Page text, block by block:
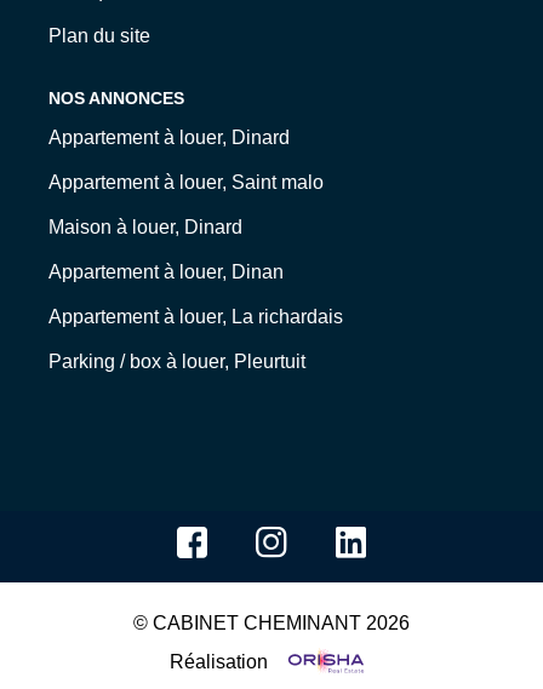
Plan du site
NOS ANNONCES
Appartement à louer, Dinard
Appartement à louer, Saint malo
Maison à louer, Dinard
Appartement à louer, Dinan
Appartement à louer, La richardais
Parking / box à louer, Pleurtuit
© CABINET CHEMINANT 2026
Réalisation